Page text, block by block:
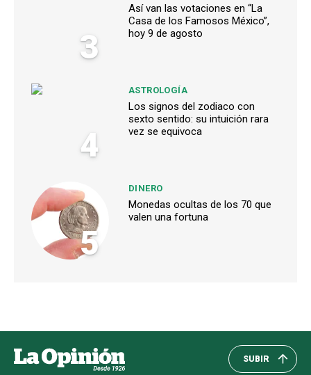
3
Así van las votaciones en “La
Casa de los Famosos México”,
hoy 9 de agosto
4
ASTROLOGÍA
Los signos del zodiaco con
sexto sentido: su intuición rara
vez se equivoca
5
DINERO
Monedas ocultas de los 70 que
valen una fortuna
SUBIR